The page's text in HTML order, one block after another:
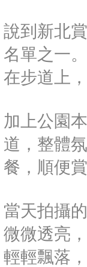
說到新北
名單之一
在步道上
加上公園
道，整體
餐，順便賞
當天拍攝
微微透亮
輕輕飄落